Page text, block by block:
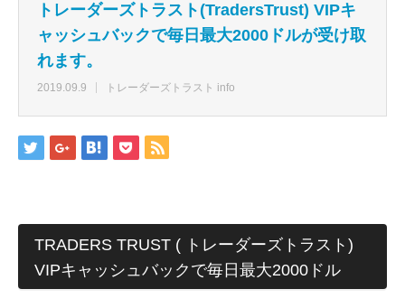
トレーダーズトラスト(TradersTrust) VIPキ
ャッシュバックで毎日最大2000ドルが受け取
れます。
2019.09.9 トレーダーズトラスト info
TRADERS TRUST ( トレーダーズトラスト)
VIPキャッシュバックで毎日最大2000ドル